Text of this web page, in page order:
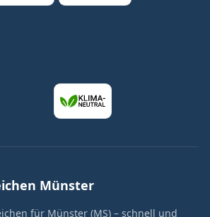
Münster
für Münster (MS) – schnell und